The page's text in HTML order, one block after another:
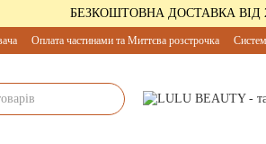
БЕЗКОШТОВНА ДОСТАВКА ВІД
Оплата частинами та Миттєва розстрочка